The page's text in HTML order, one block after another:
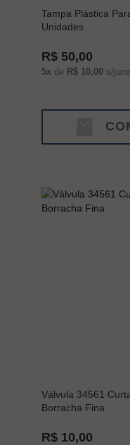
Tampa Plástica
Unidades
R$ 50,00
5xde R$ 10,00s/
Válvula 34561
Borracha Fina
R$ 10,00